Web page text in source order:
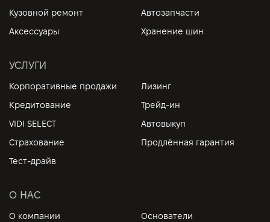
Кузовной ремонт
Автозапчасти
Аксессуары
Хранение шин
УСЛУГИ
Корпоративные продажи
Лизинг
Кредитование
Трейд-ин
VIDI SELECT
Автовыкуп
Страхование
Продлённая гарантия
Тест-драйв
О НАС
О компании
Основатели